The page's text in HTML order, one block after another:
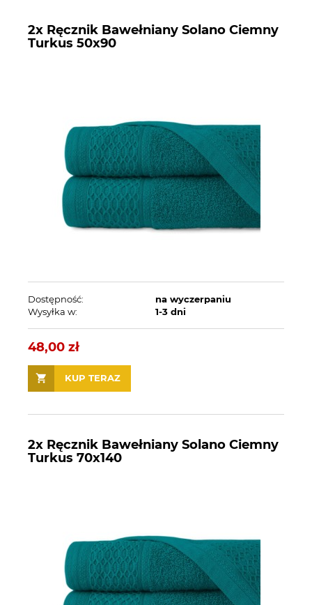
2x Ręcznik Bawełniany Solano Ciemny
Turkus 50x90
Dostępność:
na wyczerpaniu
Wysyłka w:
1-3 dni
48,00 zł
KUP TERAZ
2x Ręcznik Bawełniany Solano Ciemny
Turkus 70x140